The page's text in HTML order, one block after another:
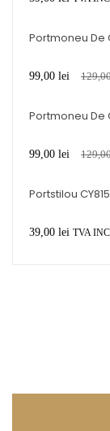
Portmoneu De
99,00 lei
Portmoneu De
99,00 lei
Portstilou CY815
39,00 lei TVA